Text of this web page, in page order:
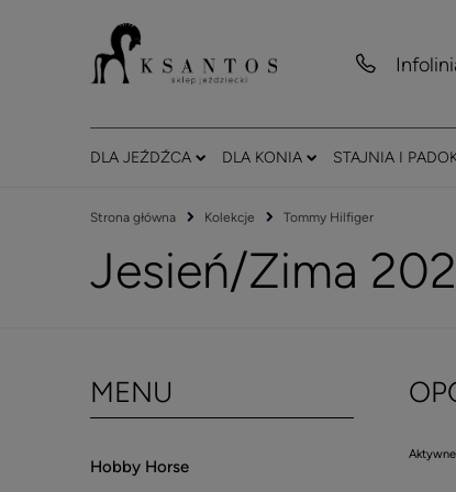
DLA JEŹDŹCA DLA KONIA STAJNIA I
Strona główna Kolekcje Tommy Hilfiger
Jesień/Zima
MENU
Hobby Horse